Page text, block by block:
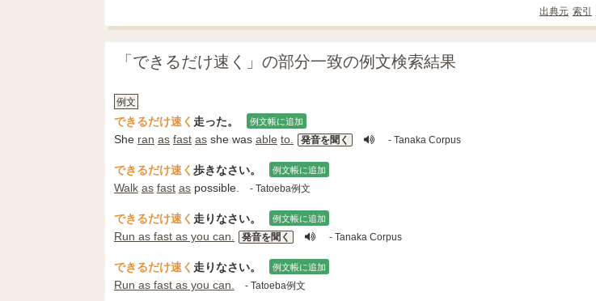
出典元 索引
「できるだけ速く」の部分一致の例文検索結果
例文
できるだけ速く 走った。 例文帳に追加
She ran as fast as she was able to. 発音を聞く - Tanaka Corpus
できるだけ速く 歩きなさい。 例文帳に追加
Walk as fast as possible. - Tatoeba例文
できるだけ速く 走りなさい。 例文帳に追加
Run as fast as you can. 発音を聞く - Tanaka Corpus
できるだけ速く 走りなさい。 例文帳に追加
Run as fast as you can. - Tatoeba例文